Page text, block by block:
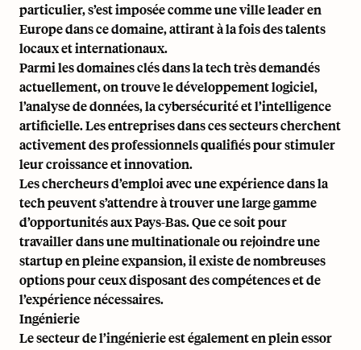
particulier, s’est imposée comme une ville leader en
Europe dans ce domaine, attirant à la fois des talents
locaux et internationaux.
Parmi les domaines clés dans la tech très demandés
actuellement, on trouve le développement logiciel,
l’analyse de données, la cybersécurité et l’intelligence
artificielle. Les entreprises dans ces secteurs cherchent
activement des professionnels qualifiés pour stimuler
leur croissance et innovation.
Les chercheurs d’emploi avec une expérience dans la
tech peuvent s’attendre à trouver une large gamme
d’opportunités aux Pays-Bas. Que ce soit pour
travailler dans une multinationale ou rejoindre une
startup en pleine expansion, il existe de nombreuses
options pour ceux disposant des compétences et de
l’expérience nécessaires.
Ingénierie
Le secteur de l’ingénierie est également en plein essor